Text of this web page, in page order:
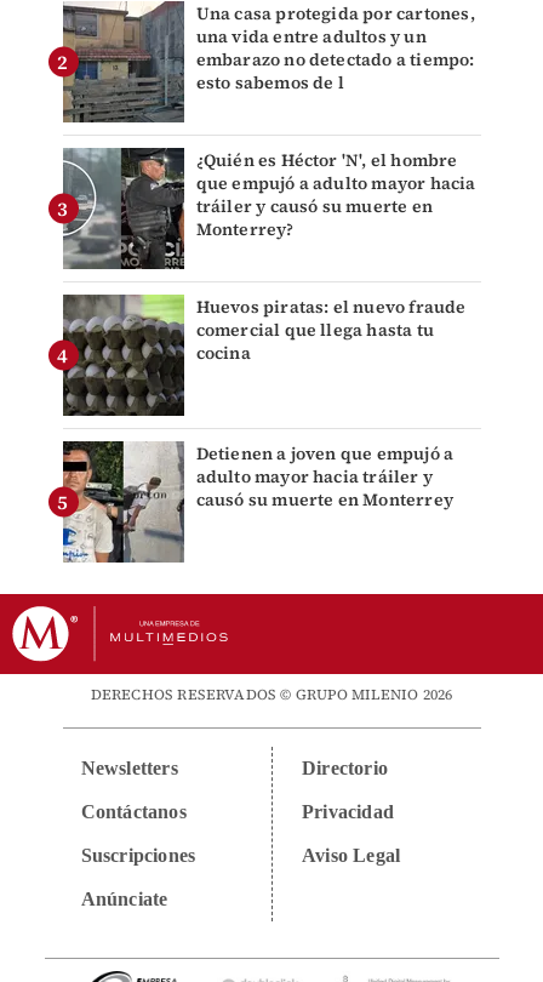
Una casa protegida por cartones,
una vida entre adultos y un
embarazo no detectado a tiempo:
esto sabemos de l
¿Quién es Héctor 'N', el hombre
que empujó a adulto mayor hacia
tráiler y causó su muerte en
Monterrey?
Huevos piratas: el nuevo fraude
comercial que llega hasta tu
cocina
Detienen a joven que empujó a
adulto mayor hacia tráiler y
causó su muerte en Monterrey
DERECHOS RESERVADOS © GRUPO MILENIO 2026
Newsletters
Contáctanos
Suscripciones
Anúnciate
Directorio
Privacidad
Aviso Legal